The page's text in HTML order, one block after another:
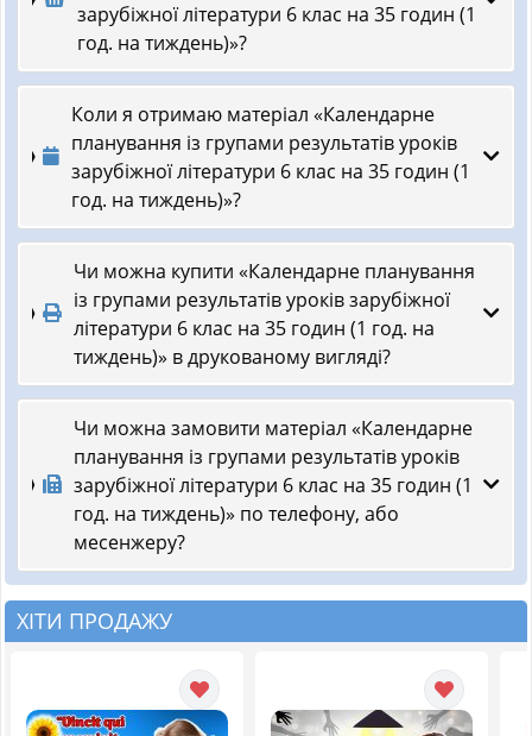
зарубіжної літератури 6 клас на 35 годин (1
год. на тиждень)»?
Коли я отримаю матеріал «Календарне
планування із групами результатів уроків
зарубіжної літератури 6 клас на 35 годин (1
год. на тиждень)»?
Чи можна купити «Календарне планування
із групами результатів уроків зарубіжної
літератури 6 клас на 35 годин (1 год. на
тиждень)» в друкованому вигляді?
Чи можна замовити матеріал «Календарне
планування із групами результатів уроків
зарубіжної літератури 6 клас на 35 годин (1
год. на тиждень)» по телефону, або
месенжеру?
ХІТИ ПРОДАЖУ